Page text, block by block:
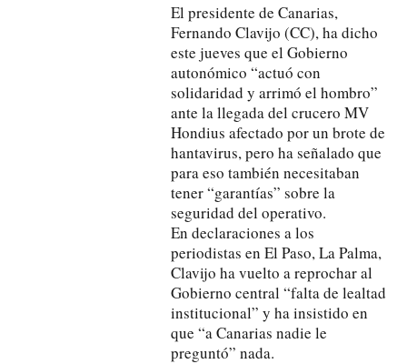
El presidente de Canarias,
Fernando Clavijo (CC), ha dicho
este jueves que el Gobierno
autonómico “actuó con
solidaridad y arrimó el hombro”
ante la llegada del crucero MV
Hondius afectado por un brote de
hantavirus, pero ha señalado que
para eso también necesitaban
tener “garantías” sobre la
seguridad del operativo.
En declaraciones a los
periodistas en El Paso, La Palma,
Clavijo ha vuelto a reprochar al
Gobierno central “falta de lealtad
institucional” y ha insistido en
que “a Canarias nadie le
preguntó” nada.